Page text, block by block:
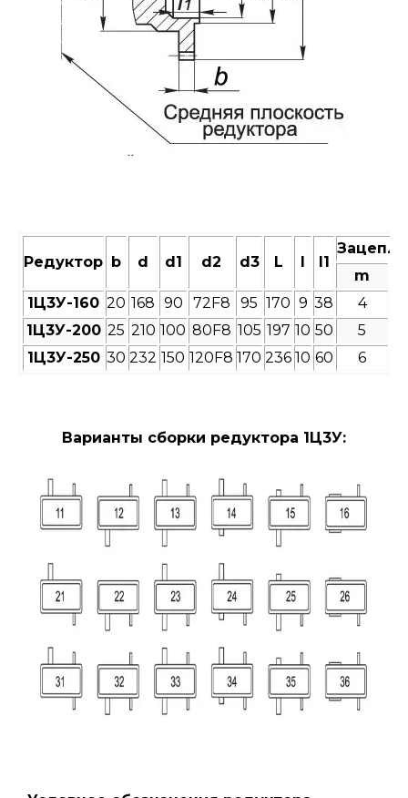
Редуктор b d d1 d2 d3 L l l1
m
1Ц3У-160 20 168 90 72F8 95 170 9 38 4
1Ц3У-200 25 210 100 80F8 105 197 10 50 5
1Ц3У-250 30 232 150 120F8 170 236 10 60 6
Варианты сборки редуктора 1Ц3У: